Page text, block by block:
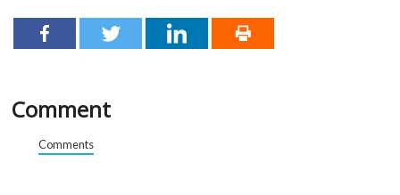
Comment
Comments